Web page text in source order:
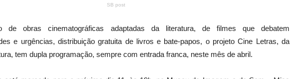
SB post
de obras cinematográficas adaptadas da literatura, de filmes que debatem
e urgências, distribuição gratuita de livros e bate-papos, o projeto Cine Letras, da
tem dupla programação, sempre com entrada franca, neste mês de abril.